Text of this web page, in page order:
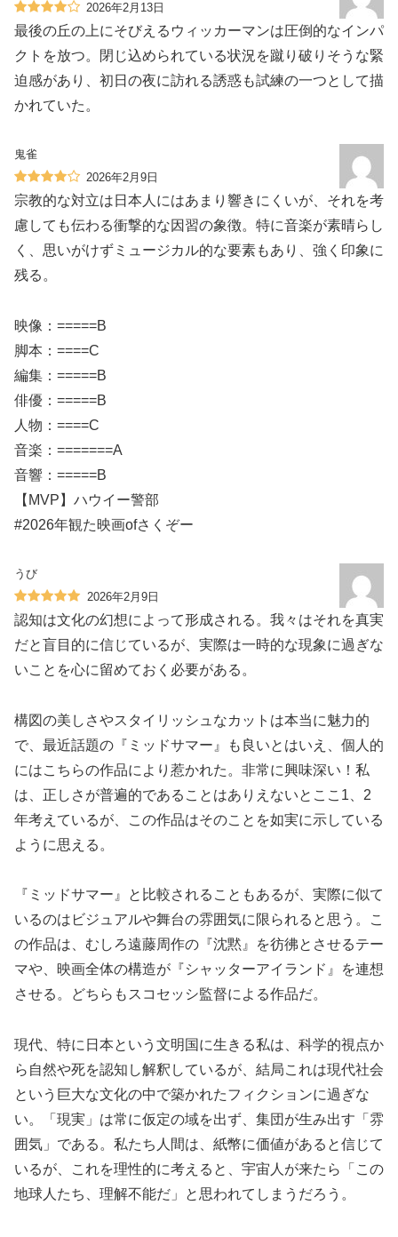
2026年2月13日
最後の丘の上にそびえるウィッカーマンは圧倒的なインパ
クトを放つ。閉じ込められている状況を蹴り破りそうな緊
迫感があり、初日の夜に訪れる誘惑も試練の一つとして描
かれていた。
鬼雀
2026年2月9日
宗教的な対立は日本人にはあまり響きにくいが、それを考
慮しても伝わる衝撃的な因習の象徴。特に音楽が素晴らし
く、思いがけずミュージカル的な要素もあり、強く印象に
残る。
映像：=====B
脚本：====C
編集：=====B
俳優：=====B
人物：====C
音楽：=======A
音響：=====B
【MVP】ハウイー警部
#2026年観た映画ofさくぞー
うび
2026年2月9日
認知は文化の幻想によって形成される。我々はそれを真実
だと盲目的に信じているが、実際は一時的な現象に過ぎな
いことを心に留めておく必要がある。
構図の美しさやスタイリッシュなカットは本当に魅力的
で、最近話題の『ミッドサマー』も良いとはいえ、個人的
にはこちらの作品により惹かれた。非常に興味深い！私
は、正しさが普遍的であることはありえないとここ1、2
年考えているが、この作品はそのことを如実に示している
ように思える。
『ミッドサマー』と比較されることもあるが、実際に似て
いるのはビジュアルや舞台の雰囲気に限られると思う。こ
の作品は、むしろ遠藤周作の『沈黙』を彷彿とさせるテー
マや、映画全体の構造が『シャッターアイランド』を連想
させる。どちらもスコセッシ監督による作品だ。
現代、特に日本という文明国に生きる私は、科学的視点か
ら自然や死を認知し解釈しているが、結局これは現代社会
という巨大な文化の中で築かれたフィクションに過ぎな
い。「現実」は常に仮定の域を出ず、集団が生み出す「雰
囲気」である。私たち人間は、紙幣に価値があると信じて
いるが、これを理性的に考えると、宇宙人が来たら「この
地球人たち、理解不能だ」と思われてしまうだろう。